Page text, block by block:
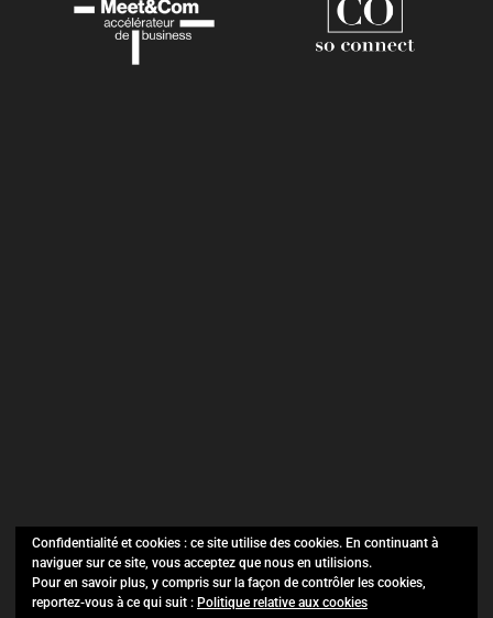
SO Evénements ©Copyright 2021.
Tous droits réservés.
Confidentialité et cookies : ce site utilise des cookies. En continuant à
naviguer sur ce site, vous acceptez que nous en utilisions.
Pour en savoir plus, y compris sur la façon de contrôler les cookies,
reportez-vous à ce qui suit : Politique relative aux cookies